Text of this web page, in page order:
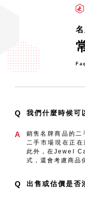
「LOUIS VUITTON」！
在云云偽冒奢侈品物品中
奢侈品牌手袋使用有機材料
果您購買了偽冒的手袋，會發
逝，外觀和質量與正
Faq
Q 我們什麼時候可
A
銷售名牌商品的二
二手市場現在正
此外，在Jewel
式，還會考慮商品
Q 出售或估價是否